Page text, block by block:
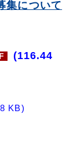
集について
(116.44
KB)